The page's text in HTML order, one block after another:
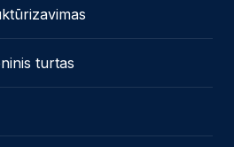
turtas